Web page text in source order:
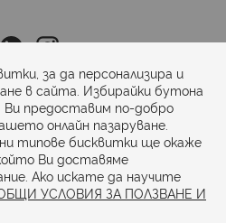
за да персонализира и
в сайта. Избирайки бутона
Ви предоставим по-добро
онлайн пазаруване.
типове бисквитки ще окаже
Ви доставяме
Ако искате да научите
УСЛОВИЯ ЗА ПОЛЗВАНЕ И